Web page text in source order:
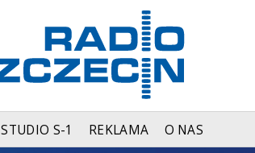
STUDIO S-1 REKLAMA O NAS